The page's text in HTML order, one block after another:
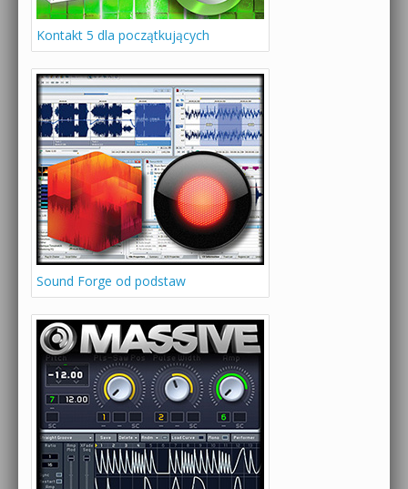
Kontakt 5 dla początkujących
Sound Forge od podstaw